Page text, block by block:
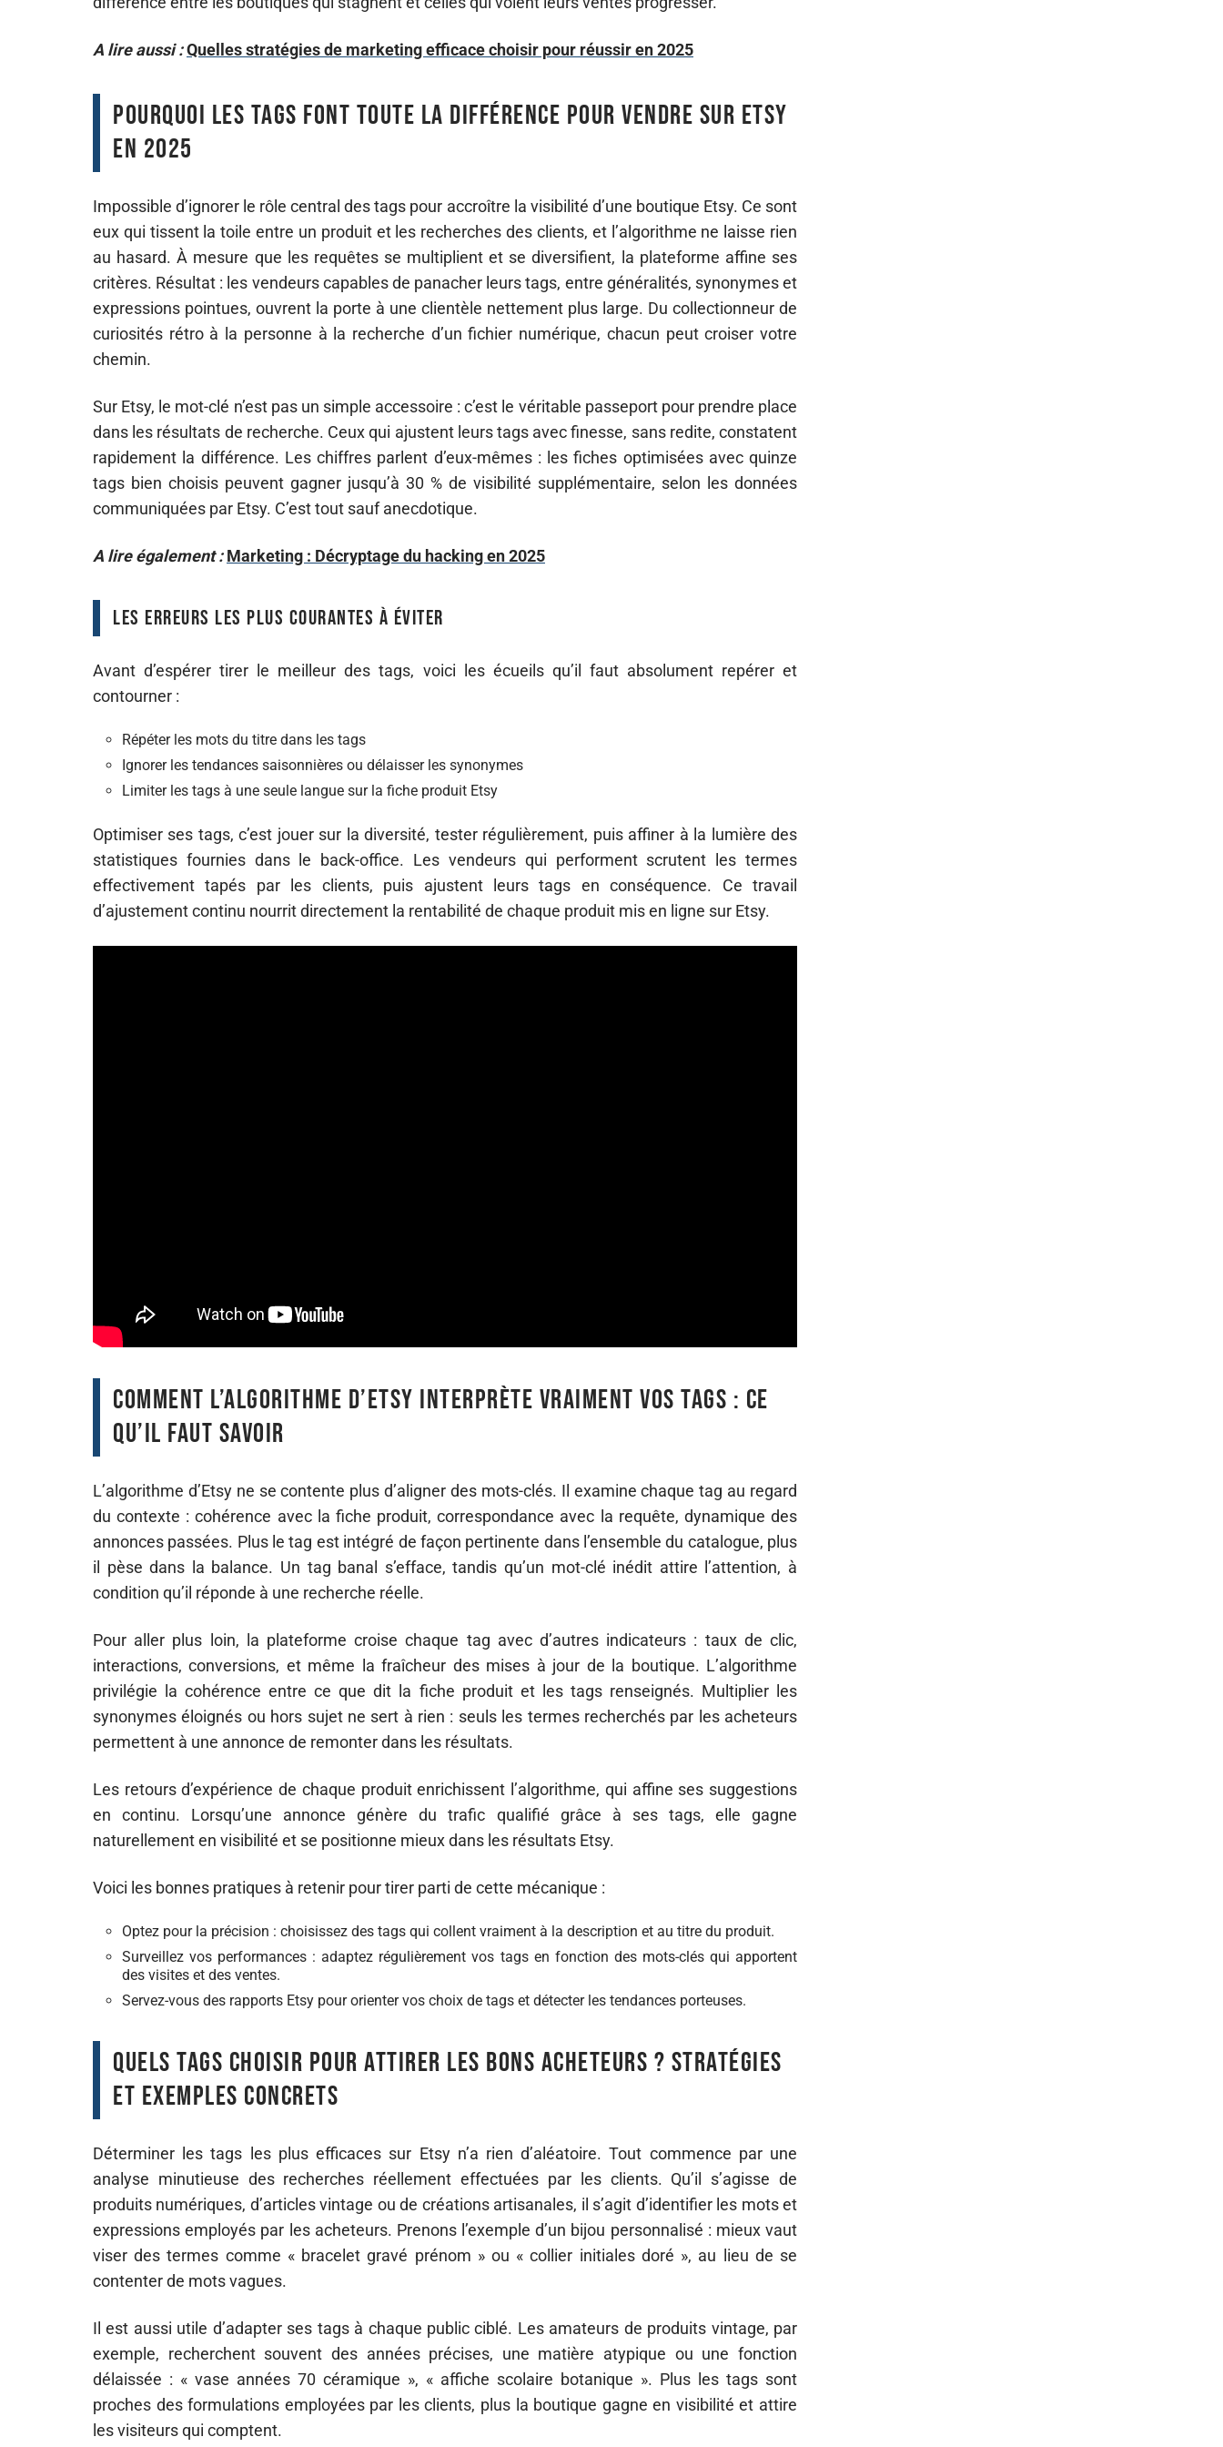
A lire aussi :Quelles stratégies de marketing efficace choisir pour réussir en 2025
Pourquoi les tags font toute la différence pour vendre sur Etsy
en 2025
Impossible d’ignorer le rôle central des tags pour accroître la visibilité d’une boutique Etsy. Ce sont
eux qui tissent la toile entre un produit et les recherches des clients, et l’algorithme ne laisse rien
au hasard. À mesure que les requêtes se multiplient et se diversifient, la plateforme affine ses
critères. Résultat : les vendeurs capables de panacher leurs tags, entre généralités, synonymes et
expressions pointues, ouvrent la porte à une clientèle nettement plus large. Du collectionneur de
curiosités rétro à la personne à la recherche d’un fichier numérique, chacun peut croiser votre
chemin.
Sur Etsy, le mot-clé n’est pas un simple accessoire : c’est le véritable passeport pour prendre place
dans les résultats de recherche. Ceux qui ajustent leurs tags avec finesse, sans redite, constatent
rapidement la différence. Les chiffres parlent d’eux-mêmes : les fiches optimisées avec quinze
tags bien choisis peuvent gagner jusqu’à 30 % de visibilité supplémentaire, selon les données
communiquées par Etsy. C’est tout sauf anecdotique.
A lire également : Marketing : Décryptage du hacking en 2025
Les erreurs les plus courantes à éviter
Avant d’espérer tirer le meilleur des tags, voici les écueils qu’il faut absolument repérer et
contourner :
Répéter les mots du titre dans les tags
Ignorer les tendances saisonnières ou délaisser les synonymes
Limiter les tags à une seule langue sur la fiche produit Etsy
Optimiser ses tags, c’est jouer sur la diversité, tester régulièrement, puis affiner à la lumière des
statistiques fournies dans le back-office. Les vendeurs qui performent scrutent les termes
effectivement tapés par les clients, puis ajustent leurs tags en conséquence. Ce travail
d’ajustement continu nourrit directement la rentabilité de chaque produit mis en ligne sur Etsy.
Comment l’algorithme d’Etsy interprète vraiment vos tags : ce
qu’il faut savoir
L’algorithme d’Etsy ne se contente plus d’aligner des mots-clés. Il examine chaque tag au regard
du contexte : cohérence avec la fiche produit, correspondance avec la requête, dynamique des
annonces passées. Plus le tag est intégré de façon pertinente dans l’ensemble du catalogue, plus
il pèse dans la balance. Un tag banal s’efface, tandis qu’un mot-clé inédit attire l’attention, à
condition qu’il réponde à une recherche réelle.
Pour aller plus loin, la plateforme croise chaque tag avec d’autres indicateurs : taux de clic,
interactions, conversions, et même la fraîcheur des mises à jour de la boutique. L’algorithme
privilégie la cohérence entre ce que dit la fiche produit et les tags renseignés. Multiplier les
synonymes éloignés ou hors sujet ne sert à rien : seuls les termes recherchés par les acheteurs
permettent à une annonce de remonter dans les résultats.
Les retours d’expérience de chaque produit enrichissent l’algorithme, qui affine ses suggestions
en continu. Lorsqu’une annonce génère du trafic qualifié grâce à ses tags, elle gagne
naturellement en visibilité et se positionne mieux dans les résultats Etsy.
Voici les bonnes pratiques à retenir pour tirer parti de cette mécanique :
Optez pour la précision : choisissez des tags qui collent vraiment à la description et au titre du produit.
Surveillez vos performances : adaptez régulièrement vos tags en fonction des mots-clés qui apportent
des visites et des ventes.
Servez-vous des rapports Etsy pour orienter vos choix de tags et détecter les tendances porteuses.
Quels tags choisir pour attirer les bons acheteurs ? Stratégies
et exemples concrets
Déterminer les tags les plus efficaces sur Etsy n’a rien d’aléatoire. Tout commence par une
analyse minutieuse des recherches réellement effectuées par les clients. Qu’il s’agisse de
produits numériques, d’articles vintage ou de créations artisanales, il s’agit d’identifier les mots et
expressions employés par les acheteurs. Prenons l’exemple d’un bijou personnalisé : mieux vaut
viser des termes comme « bracelet gravé prénom » ou « collier initiales doré », au lieu de se
contenter de mots vagues.
Il est aussi utile d’adapter ses tags à chaque public ciblé. Les amateurs de produits vintage, par
exemple, recherchent souvent des années précises, une matière atypique ou une fonction
délaissée : « vase années 70 céramique », « affiche scolaire botanique ». Plus les tags sont
proches des formulations employées par les clients, plus la boutique gagne en visibilité et attire
les visiteurs qui comptent.